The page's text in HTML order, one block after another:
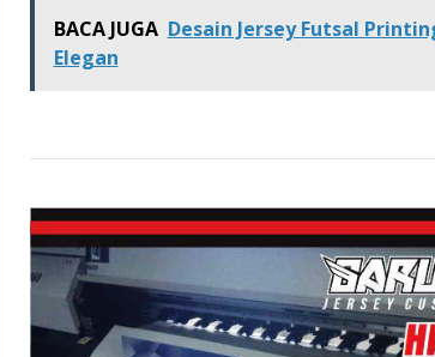
BACA JUGA Desain Jersey Futsal
Elegan